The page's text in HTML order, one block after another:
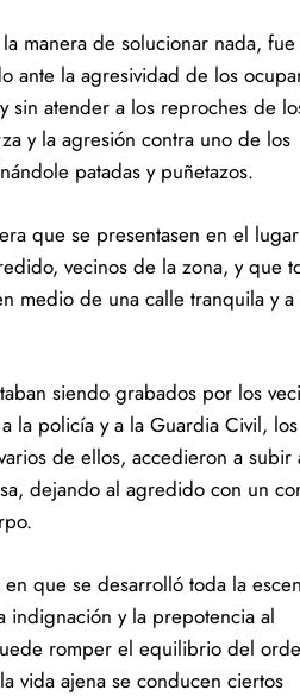
manera de solucionar nada, fue
ante la agresividad de los
sin atender a los reproches de
y la agresión contra uno de los
patadas y puñetazos.
que se presentasen en el
vecinos de la zona, y que
medio de una calle tranquila y a
siendo grabados por los
la policía y a la Guardia Civil, los
de ellos, accedieron a subir
dejando al agredido con un
que se desarrolló toda la
indignación y la prepotencia al
romper el equilibrio del
vida ajena se conducen ciertos